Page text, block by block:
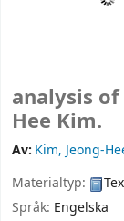
analysis
Hee Kim.
Av: Kim, Jeong-
Materialtyp:
Språk: Engelska